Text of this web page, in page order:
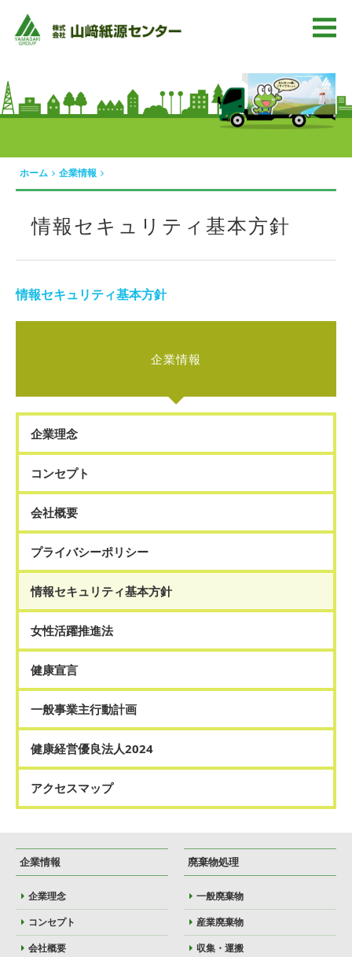
ホーム 企業情報
情報セキュリティ基本方針
情報セキュリティ基本方針
企業情報
企業理念
コンセプト
会社概要
プライバシーポリシー
情報セキュリティ基本方針
女性活躍推進法
健康宣言
一般事業主行動計画
健康経営優良法人2024
アクセスマップ
企業情報
企業理念
コンセプト
会社概要
廃棄物処理
一般廃棄物
産業廃棄物
収集・運搬